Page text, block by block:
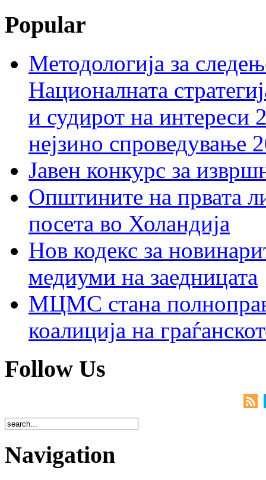
Popular
Методологија за
Националната
и судирот на интереси
нејзино спроведување
Јавен конкурс за
Општините на првата
посета во Холандија
Нов кодекс за
медиуми на заедницата
МЦМС стана
коалиција на
Follow Us
Navigation